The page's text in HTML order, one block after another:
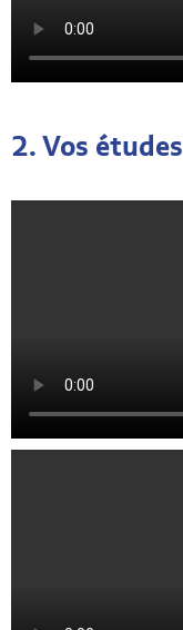
2. Vos études